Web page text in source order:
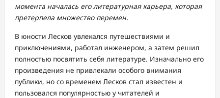
момента началась его литературная карьера, которая
претерпела множество перемен.
В юности Лесков увлекался путешествиями и
приключениями, работал инженером, а затем решил
полностью посвятить себя литературе. Изначально его
произведения не привлекали особого внимания
публики, но со временем Лесков стал известен и
пользовался популярностью у читателей и